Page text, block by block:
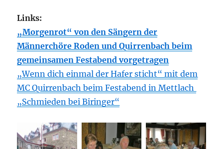
Links:
„Morgenrot“ von den Sängern der
Männerchöre Roden und Quirrenbach beim
gemeinsamen Festabend vorgetragen
„Wenn dich einmal der Hafer sticht“ mit dem
MC Quirrenbach beim Festabend in Mettlach
„Schmieden bei Biringer“